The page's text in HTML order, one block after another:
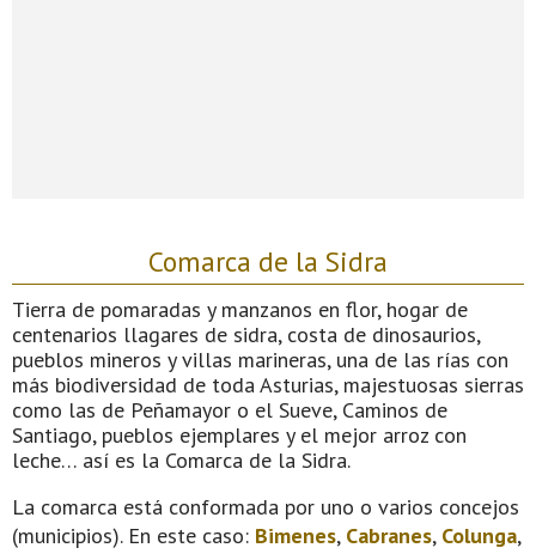
Comarca de la Sidra
Tierra de pomaradas y manzanos en flor, hogar de
centenarios llagares de sidra, costa de dinosaurios,
pueblos mineros y villas marineras, una de las rías con
más biodiversidad de toda Asturias, majestuosas sierras
como las de Peñamayor o el Sueve, Caminos de
Santiago, pueblos ejemplares y el mejor arroz con
leche… así es la Comarca de la Sidra.
La comarca está conformada por uno o varios concejos
(municipios). En este caso: Bimenes, Cabranes, Colunga,